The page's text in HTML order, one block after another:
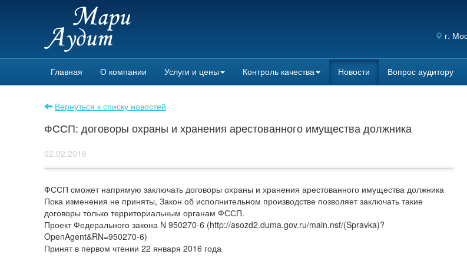
г.
Главная О компании Услуги и цены Контроль качества Новости Вопрос аудитору
Вернуться к списку новостей
ФССП: договоры охраны и хранения арестованного имущества должника
02.02.2016
ФССП сможет напрямую заключать договоры охраны и хранения арестованного имущества должника
Пока изменения не приняты, Закон об исполнительном производстве позволяет заключать такие
договоры только территориальным органам ФССП.
Проект Федерального закона N 950270-6 (http://asozd2.duma.gov.ru/main.nsf/(Spravka)?
OpenAgent&RN=950270-6)
Принят в первом чтении 22 января 2016 года